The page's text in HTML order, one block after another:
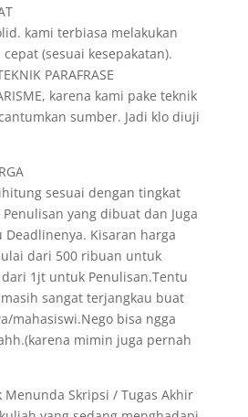
kami terbiasa melakukan
(sesuai kesepakatan).
PARAFRASE
karena kami pake teknik
sumber. Jadi klo diuji
sesuai dengan tingkat
yang dibuat dan Juga
Kisaran harga
dari 500 ribuan untuk
1jt untuk Penulisan.Tentu
sangat terjangkau buat
mahasiswi.Nego bisa ngga
mimin juga pernah
Menunda Skripsi / Tugas Akhir